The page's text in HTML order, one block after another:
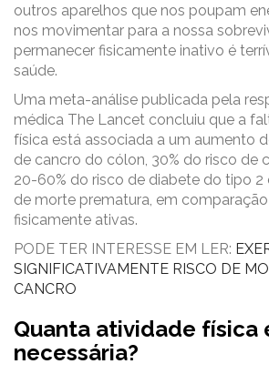
outros aparelhos que nos poupam
nos movimentar para a nossa
permanecer fisicamente inativo é
saúde.
Uma meta-análise publicada pela
médica The Lancet concluiu que a
física está associada a um aumento
de cancro do cólon, 30% do risco de
20-60% do risco de diabete do tipo 2
de morte prematura, em
fisicamente ativas.
PODE TER INTERESSE EM LER:
SIGNIFICATIVAMENTE RISCO DE
CANCRO
Quanta atividade física
necessária?